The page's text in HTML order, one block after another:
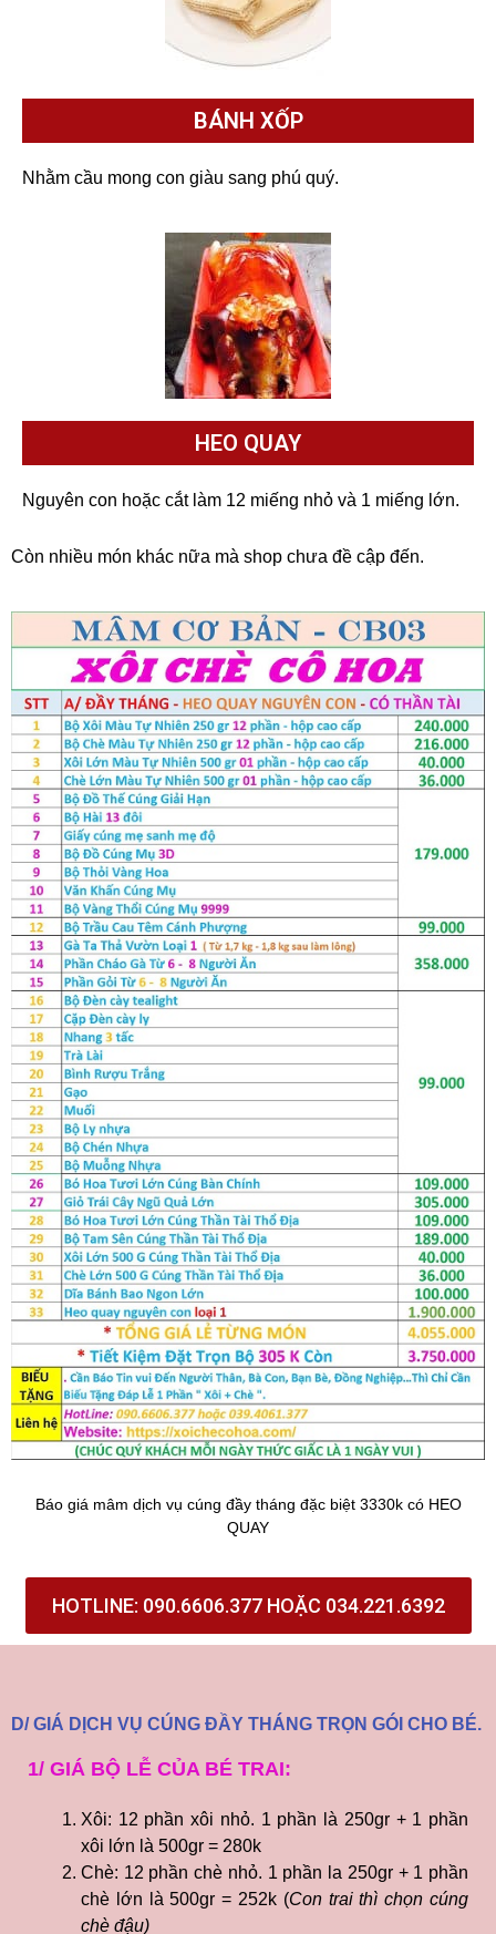
BÁNH XỐP
Nhằm cầu mong con giàu sang phú quý.
HEO QUAY
Nguyên con hoặc cắt làm 12 miếng nhỏ và 1 miếng lớn.
Còn nhiều món khác nữa mà shop chưa đề cập đến.
Báo giá mâm dịch vụ cúng đầy tháng đặc biệt 3330k có HEO
QUAY
HOTLINE: 090.6606.377 HOẶC 034.221.6392
D/ GIÁ DỊCH VỤ CÚNG ĐẦY THÁNG TRỌN GÓI CHO BÉ.
1/ GIÁ BỘ LỄ CỦA BÉ TRAI:
Xôi: 12 phần xôi nhỏ. 1 phần là 250gr + 1 phần
xôi lớn là 500gr = 280k
Chè: 12 phần chè nhỏ. 1 phần la 250gr + 1 phần
chè lớn là 500gr = 252k (Con trai thì chọn cúng
chè đậu)